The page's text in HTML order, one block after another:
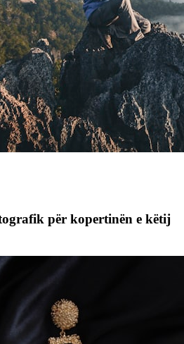
për kopertinën e këtij